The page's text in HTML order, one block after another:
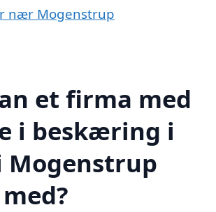
nær Mogenstrup
et firma med
i beskæring i
Mogenstrup